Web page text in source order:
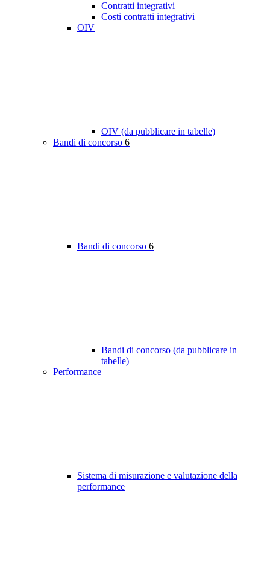
Contratti integrativi
Costi contratti integrativi
OIV
OIV (da pubblicare in tabelle)
Bandi di concorso 6
Bandi di concorso 6
Bandi di concorso (da pubblicare in
tabelle)
Performance
Sistema di misurazione e valutazione della
performance